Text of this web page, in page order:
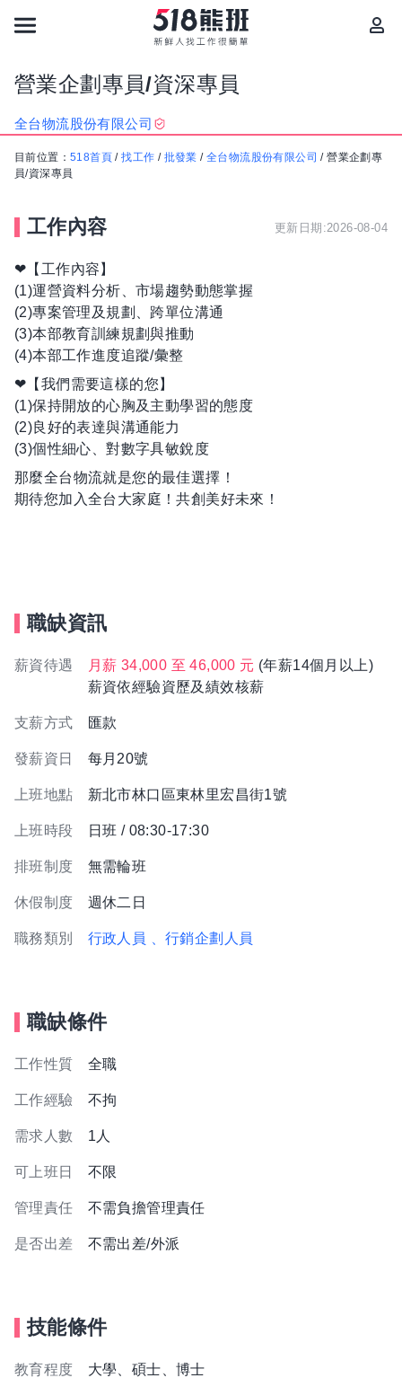
營業企劃專員/資深專員
全台物流股份有限公司
目前位置： 518首頁 /找工作 / 批發業 /全台物流股份有限公司 /營業企劃專
員/資深專員
工作內容 更新日期:2026-08-04
❤【工作內容】
(1)運營資料分析、市場趨勢動態掌握
(2)專案管理及規劃、跨單位溝通
(3)本部教育訓練規劃與推動
(4)本部工作進度追蹤/彙整
❤【我們需要這樣的您】
(1)保持開放的心胸及主動學習的態度
(2)良好的表達與溝通能力
(3)個性細心、對數字具敏銳度
那麼全台物流就是您的最佳選擇！
期待您加入全台大家庭！共創美好未來！
職缺資訊
薪資待遇 月薪 34,000 至 46,000 元 (年薪14個月以上)
薪資依經驗資歷及績效核薪
支薪方式 匯款
發薪資日 每月20號
上班地點 新北市林口區東林里宏昌街1號
上班時段 日班 / 08:30-17:30
排班制度 無需輪班
休假制度 週休二日
職務類別 行政人員 、行銷企劃人員
職缺條件
工作性質 全職
工作經驗 不拘
需求人數 1人
可上班日 不限
管理責任 不需負擔管理責任
是否出差 不需出差/外派
技能條件
教育程度 大學、碩士、博士